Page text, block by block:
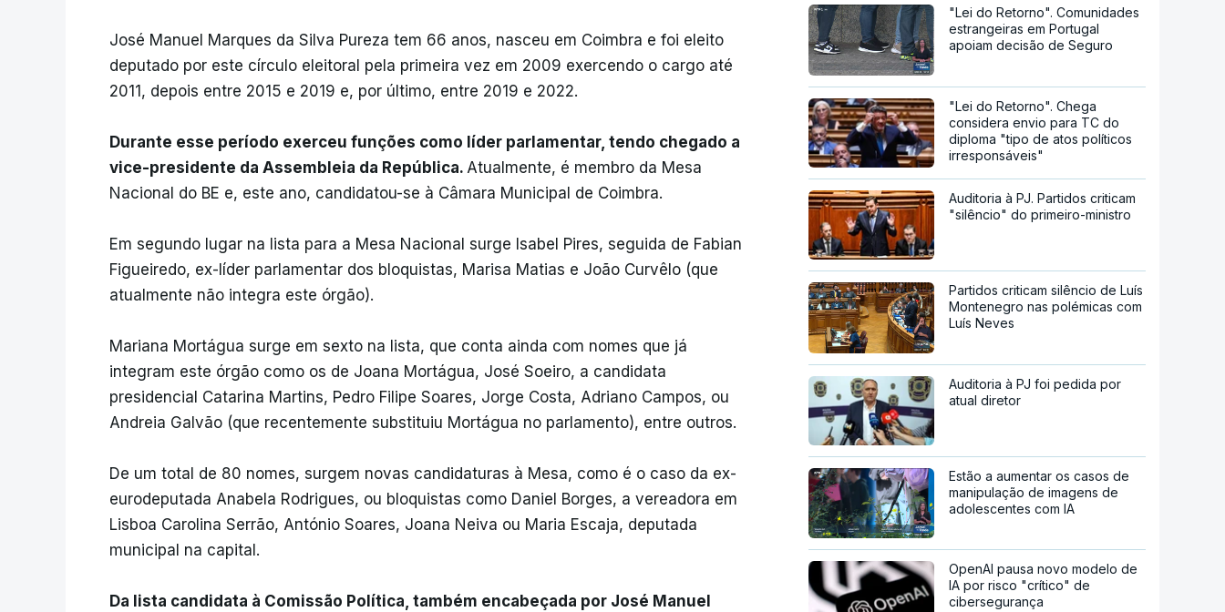
José Manuel Marques da Silva Pureza tem 66 anos, nasceu em Coimbra e foi eleito
deputado por este círculo eleitoral pela primeira vez em 2009 exercendo o cargo até
2011, depois entre 2015 e 2019 e, por último, entre 2019 e 2022.
Durante esse período exerceu funções como líder parlamentar, tendo chegado a
vice-presidente da Assembleia da República. Atualmente, é membro da Mesa
Nacional do BE e, este ano, candidatou-se à Câmara Municipal de Coimbra.
Em segundo lugar na lista para a Mesa Nacional surge Isabel Pires, seguida de Fabian
Figueiredo, ex-líder parlamentar dos bloquistas, Marisa Matias e João Curvêlo (que
atualmente não integra este órgão).
Mariana Mortágua surge em sexto na lista, que conta ainda com nomes que já
integram este órgão como os de Joana Mortágua, José Soeiro, a candidata
presidencial Catarina Martins, Pedro Filipe Soares, Jorge Costa, Adriano Campos, ou
Andreia Galvão (que recentemente substituiu Mortágua no parlamento), entre outros.
De um total de 80 nomes, surgem novas candidaturas à Mesa, como é o caso da ex-
eurodeputada Anabela Rodrigues, ou bloquistas como Daniel Borges, a vereadora em
Lisboa Carolina Serrão, António Soares, Joana Neiva ou Maria Escaja, deputada
municipal na capital.
Da lista candidata à Comissão Política, também encabeçada por José Manuel
"Lei do Retorno". Comunidades
estrangeiras em Portugal
apoiam decisão de Seguro
"Lei do Retorno". Chega
considera envio para TC do
diploma "tipo de atos políticos
irresponsáveis"
Auditoria à PJ. Partidos criticam
"silêncio" do primeiro-ministro
Partidos criticam silêncio de Luís
Montenegro nas polémicas com
Luís Neves
Auditoria à PJ foi pedida por
atual diretor
Estão a aumentar os casos de
manipulação de imagens de
adolescentes com IA
OpenAI pausa novo modelo de
IA por risco "crítico" de
cibersegurança